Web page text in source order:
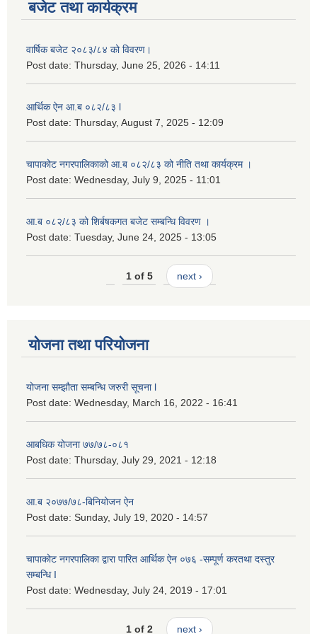
बजेट तथा कार्यक्रम
वार्षिक बजेट २०८३/८४ को विवरण।
Post date: Thursday, June 25, 2026 - 14:11
आर्थिक ऐन आ.ब ०८२/८३ l
Post date: Thursday, August 7, 2025 - 12:09
चापाकोट नगरपालिकाको आ.ब ०८२/८३ को नीति तथा कार्यक्रम ।
Post date: Wednesday, July 9, 2025 - 11:01
आ.ब ०८२/८३ को शिर्बषकगत बजेट सम्बन्धि विवरण ।
Post date: Tuesday, June 24, 2025 - 13:05
1 of 5 next ›
योजना तथा परियोजना
योजना सम्झौता सम्बन्धि जरुरी सूचना l
Post date: Wednesday, March 16, 2022 - 16:41
आबधिक योजना ७७/७८-०८१
Post date: Thursday, July 29, 2021 - 12:18
आ.ब २०७७/७८-बिनियोजन ऐन
Post date: Sunday, July 19, 2020 - 14:57
चापाकोट नगरपालिका द्वारा पारित आर्थिक ऐन ०७६ -सम्पूर्ण करतथा दस्तुर
सम्बन्धि I
Post date: Wednesday, July 24, 2019 - 17:01
1 of 2 next ›